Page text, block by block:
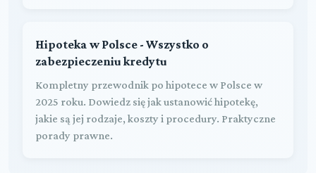
Hipoteka w Polsce - Wszystko o
zabezpieczeniu kredytu
Kompletny przewodnik po hipotece w Polsce w
2025 roku. Dowiedz się jak ustanowić hipotekę,
jakie są jej rodzaje, koszty i procedury. Praktyczne
porady prawne.